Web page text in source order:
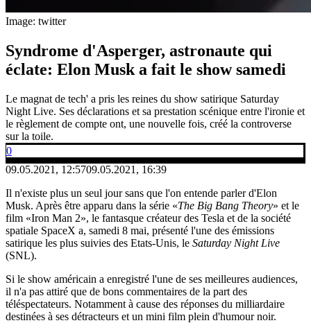
Image: twitter
Syndrome d'Asperger, astronaute qui
éclate: Elon Musk a fait le show samedi
Le magnat de tech' a pris les reines du show satirique Saturday
Night Live. Ses déclarations et sa prestation scénique entre l'ironie et
le règlement de compte ont, une nouvelle fois, créé la controverse
sur la toile.
0
09.05.2021, 12:5709.05.2021, 16:39
Il n'existe plus un seul jour sans que l'on entende parler d'Elon
Musk. Après être apparu dans la série «The Big Bang Theory» et le
film «Iron Man 2», le fantasque créateur des Tesla et de la société
spatiale SpaceX a, samedi 8 mai, présenté l'une des émissions
satirique les plus suivies des Etats-Unis, le Saturday Night Live
(SNL).
Si le show américain a enregistré l'une de ses meilleures audiences,
il n'a pas attiré que de bons commentaires de la part des
téléspectateurs. Notamment à cause des réponses du milliardaire
destinées à ses détracteurs et un mini film plein d'humour noir.